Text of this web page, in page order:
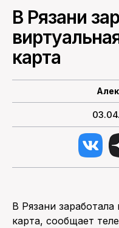
В Рязани
карта
В Рязани
карта, сообщает